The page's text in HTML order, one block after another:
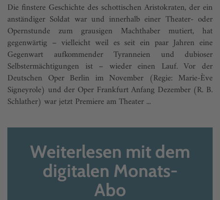
Die finstere Geschichte des schottischen Aristokraten, der ein
anständiger Soldat war und innerhalb einer Theater- oder
Opernstunde zum grausigen Machthaber mutiert, hat
gegenwärtig – vielleicht weil es seit ein paar Jahren eine
Gegenwart aufkommender Tyranneien und dubioser
Selbstermächtigungen ist – wieder einen Lauf. Vor der
Deutschen Oper Berlin im November (Regie: Marie-Ève
Signeyrole) und der Oper Frankfurt Anfang Dezember (R. B.
Schlather) war jetzt Premiere am Theater ...
Weiterlesen mit dem
digitalen Monats-
Abo